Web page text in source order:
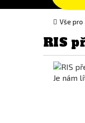
Vše
RIS
Je nám